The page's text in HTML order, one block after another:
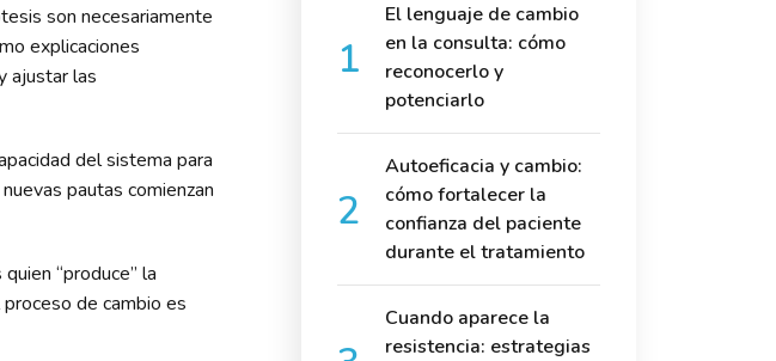
son necesariamente
explicaciones
ajustar las
del sistema para
pautas comienzan
“produce” la
de cambio es
El lenguaje de cambio
en la consulta: cómo
reconocerlo y
potenciarlo
Autoeficacia y cambio:
cómo fortalecer la
confianza del paciente
durante el tratamiento
Cuando aparece la
resistencia: estrategias